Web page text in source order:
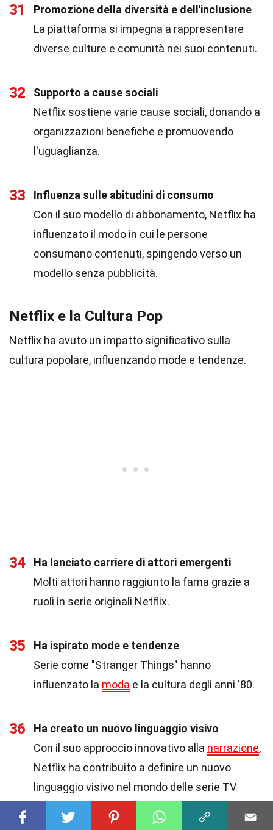
31
Promozione della diversità e dell'inclusione
La piattaforma si impegna a rappresentare
diverse culture e comunità nei suoi contenuti.
32
Supporto a cause sociali
Netflix sostiene varie cause sociali, donando a
organizzazioni benefiche e promuovendo
l'uguaglianza.
33
Influenza sulle abitudini di consumo
Con il suo modello di abbonamento, Netflix ha
influenzato il modo in cui le persone
consumano contenuti, spingendo verso un
modello senza pubblicità.
Netflix e la Cultura Pop
Netflix ha avuto un impatto significativo sulla
cultura popolare, influenzando mode e tendenze.
34
Ha lanciato carriere di attori emergenti
Molti attori hanno raggiunto la fama grazie a
ruoli in serie originali Netflix.
35
Ha ispirato mode e tendenze
Serie come "Stranger Things" hanno
influenzato la moda e la cultura degli anni '80.
36
Ha creato un nuovo linguaggio visivo
Con il suo approccio innovativo alla narrazione,
Netflix ha contribuito a definire un nuovo
linguaggio visivo nel mondo delle serie TV.